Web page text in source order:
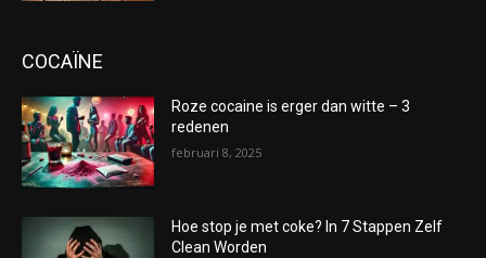
COCAÏNE
Roze cocaine is erger dan witte – 3
redenen
februari 8, 2025
Hoe stop je met coke? In 7 Stappen Zelf
Clean Worden